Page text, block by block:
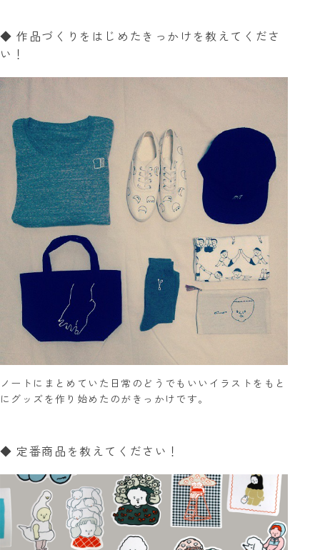
◆ 作品づくりをはじめたきっかけを教えてくださ
い！
ノートにまとめていた日常のどうでもいいイラストをもと
にグッズを作り始めたのがきっかけです。
◆ 定番商品を教えてください！